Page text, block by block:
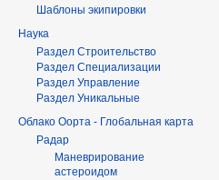
Шаблоны экипировки
Наука
Раздел Строительство
Раздел Специализации
Раздел Управление
Раздел Уникальные
Облако Оорта - Глобальная карта
Радар
Маневрирование
астероидом